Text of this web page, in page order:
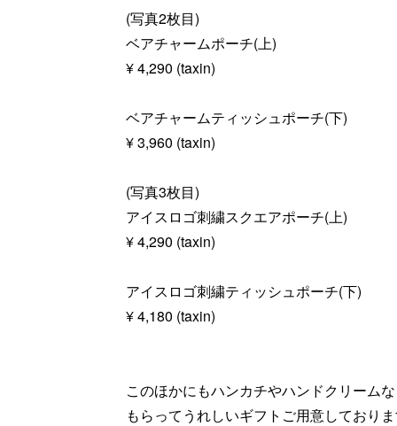
(写真2枚目)
ベアチャームポーチ(上)
¥ 4,290 (taxin)
ベアチャームティッシュポーチ(下)
¥ 3,960 (taxin)
(写真3枚目)
アイスロゴ刺繍スクエアポーチ(上)
¥ 4,290 (taxin)
アイスロゴ刺繍ティッシュポーチ(下)
¥ 4,180 (taxin)
このほかにもハンカチやハンドクリーム
もらってうれしいギフトご用意しておりま